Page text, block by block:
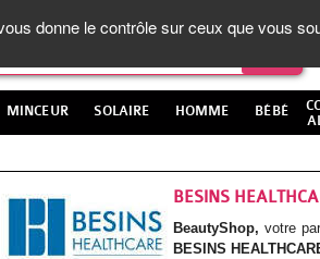
MINCEUR SOLAIRE HOMME BÉBÉ
BESINS
BeautyShop,votre
BESINS
donne le contrôle sur ceux que vous